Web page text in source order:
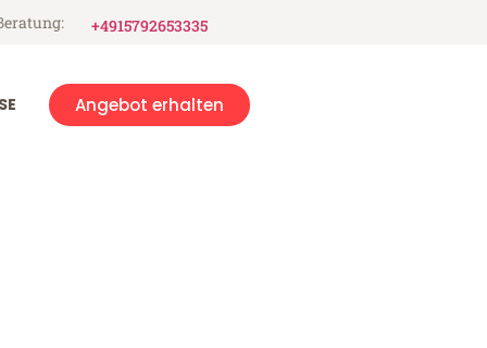
+4915792653335
Angebot erhalten